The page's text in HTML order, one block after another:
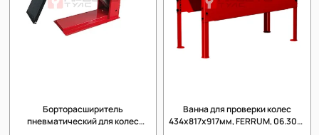
Борторасширитель
пневматический для колес
Ванна для проверки колес
434х817х917мм, FERRUM, 06.300-